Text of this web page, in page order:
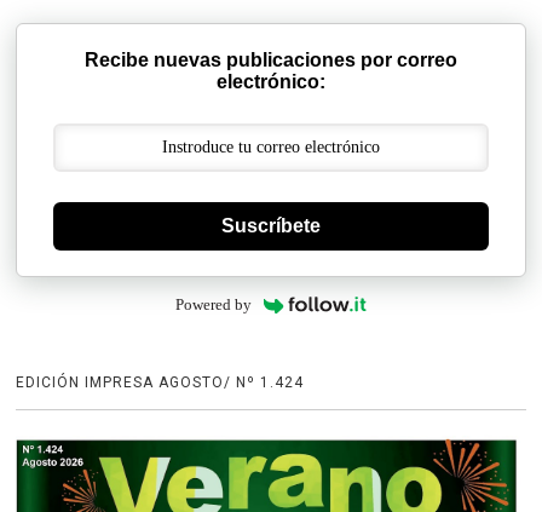
Recibe nuevas publicaciones por correo
electrónico:
Suscríbete
Powered by
EDICIÓN IMPRESA AGOSTO/ Nº 1.424